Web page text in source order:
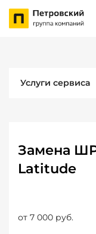
Услуги сервиса
Замена
Latitude
от 7 000 руб.